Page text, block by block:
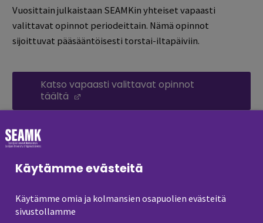
Vuosittain julkaistaan SEAMKin yhteiset vapaasti
valittavat opinnot periodeittain. Nämä opinnot
sijoittuvat pääsääntöisesti torstai-iltapäiviin.
Katso vapaasti valittavat opinnot
täältä
Tietyille tutkinto-ohjelmille
valinnaiset opinnot
ohjelman opiskelijoille tai joidenkin tutkinto-ohjelmien
opiskelijoille suunnattuja valinnaisia opintoja. Nämä
Käytämme evästeitä
Käytämme omia ja kolmansien osapuolien evästeitä
sivustollamme